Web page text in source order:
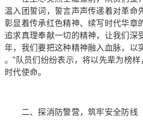
温入团誓词，誓言声声传递着对革命
彰显着传承红色精神、续写时代华章
追求真理奉献一切的精神，让我们深
年，我们要把这种精神融入血脉，以
。”队员们纷纷表示，将以先辈为榜
时代使命。
二、探消防警营，筑牢安全防线